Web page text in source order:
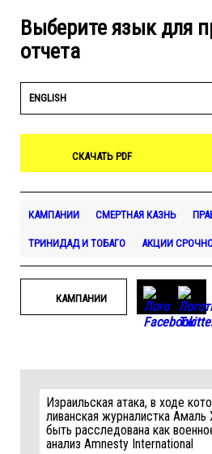
Выберите язык для
отчета
ENGLISH
СКАЧАТЬ PDF
КАМПАНИИ СМЕРТНАЯ КАЗНЬ
ТРИНИДАД И ТОБАГО АКЦИИ
КАМПАНИИ
Израильская атака, в ходе
ливанская журналистка
быть расследована как
анализ Amnesty International